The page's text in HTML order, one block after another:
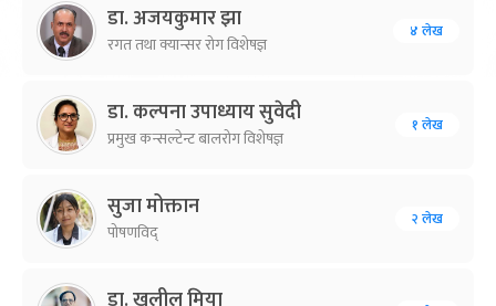
डा. अजयकुमार झा
रगत तथा क्यान्सर रोग विशेषज्ञ
४ लेख
डा. कल्पना उपाध्याय सुवेदी
प्रमुख कन्सल्टेन्ट बालरोग विशेषज्ञ
१ लेख
सुजा मोक्तान
पोषणविद्
२ लेख